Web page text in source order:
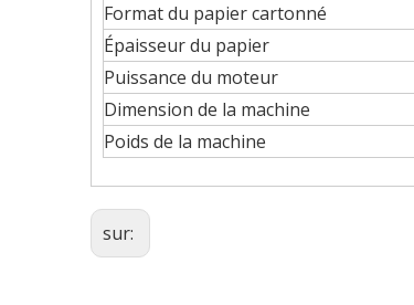
Format du papier cartonné
Épaisseur du papier
Puissance du moteur
Dimension de la machine
Poids de la machine
sur: